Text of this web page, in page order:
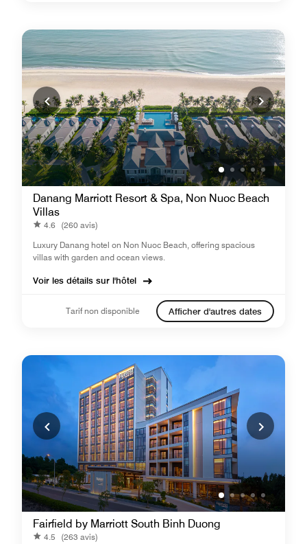
Danang Marriott Resort & Spa, Non Nuoc Beach
Villas
4.6 (260 avis)
Luxury Danang hotel on Non Nuoc Beach, offering spacious
villas with garden and ocean views.
Voir les détails sur l'hôtel
Tarif non disponible Afficher d'autres dates
Fairfield by Marriott South Binh Duong
4.5
(263 avis)